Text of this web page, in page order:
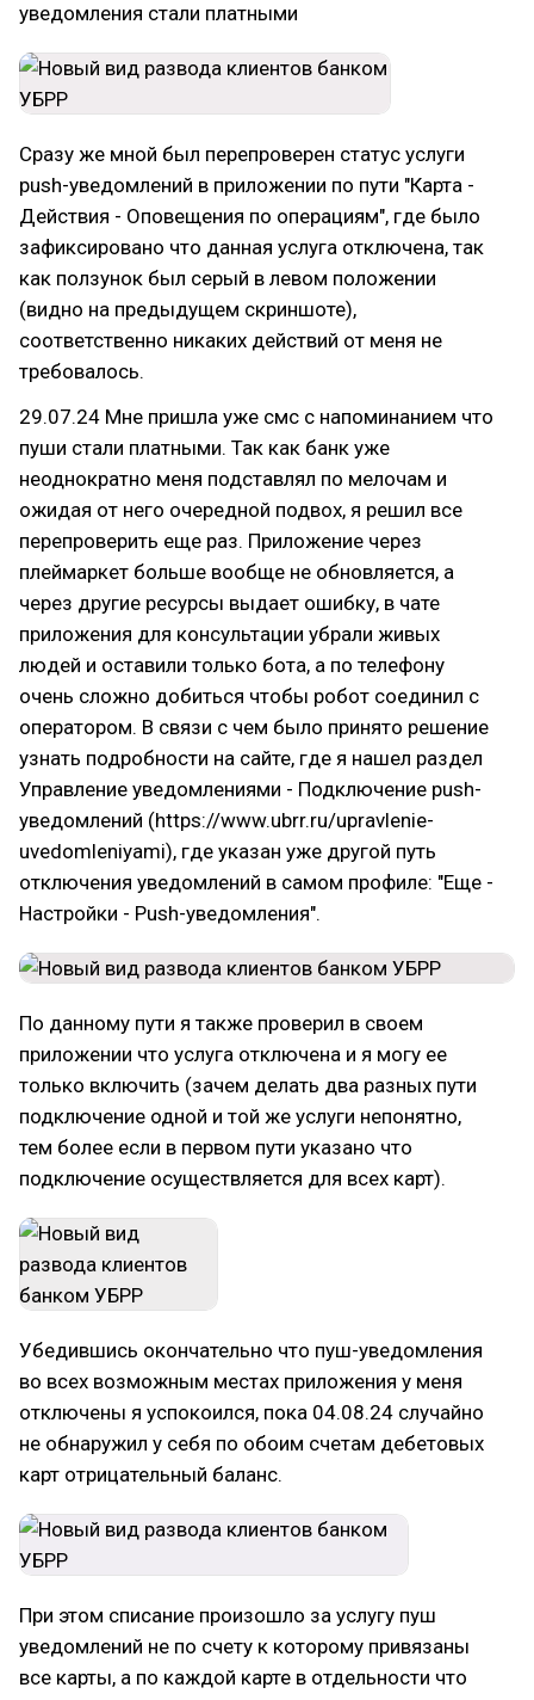
уведомления стали платными
Сразу же мной был перепроверен статус услуги
push-уведомлений в приложении по пути "Карта -
Действия - Оповещения по операциям", где было
зафиксировано что данная услуга отключена, так
как ползунок был серый в левом положении
(видно на предыдущем скриншоте),
соответственно никаких действий от меня не
требовалось.
29.07.24 Мне пришла уже смс с напоминанием что
пуши стали платными. Так как банк уже
неоднократно меня подставлял по мелочам и
ожидая от него очередной подвох, я решил все
перепроверить еще раз. Приложение через
плеймаркет больше вообще не обновляется, а
через другие ресурсы выдает ошибку, в чате
приложения для консультации убрали живых
людей и оставили только бота, а по телефону
очень сложно добиться чтобы робот соединил с
оператором. В связи с чем было принято решение
узнать подробности на сайте, где я нашел раздел
Управление уведомлениями - Подключение push-
уведомлений (https://www.ubrr.ru/upravlenie-
uvedomleniyami), где указан уже другой путь
отключения уведомлений в самом профиле: "Еще -
Настройки - Push-уведомления".
По данному пути я также проверил в своем
приложении что услуга отключена и я могу ее
только включить (зачем делать два разных пути
подключение одной и той же услуги непонятно,
тем более если в первом пути указано что
подключение осуществляется для всех карт).
Убедившись окончательно что пуш-уведомления
во всех возможным местах приложения у меня
отключены я успокоился, пока 04.08.24 случайно
не обнаружил у себя по обоим счетам дебетовых
карт отрицательный баланс.
При этом списание произошло за услугу пуш
уведомлений не по счету к которому привязаны
все карты, а по каждой карте в отдельности что